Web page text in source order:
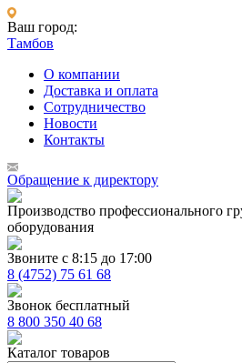
Ваш город:
Тамбов
О компании
Доставка и оплата
Сотрудничество
Новости
Контакты
Обращение к директору
Производство профессионального
оборудования
Звоните с 8:15 до 17:00
8 (4752) 75 61 68
Звонок бесплатный
8 800 350 40 68
Каталог товаров